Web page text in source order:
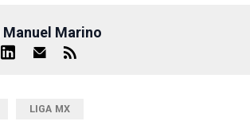
Manuel Marino
LIGA MX